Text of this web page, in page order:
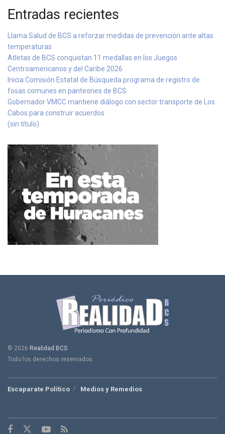
Entradas recientes
Llama Salud de BCS a reforzar medidas de prevención ante altas
temperaturas
Atletas de BCS conquistan 11 medallas en los Juegos
Centroamericanos y del Caribe 2026
Inicia Comisión Estatal de Búsqueda programa de registro de
fosas comunes en panteones de BCS
Gobernador VMCC mantiene diálogo con sector transporte de Los
Cabos para construir acuerdos
(sin título)
© 2026 Realidad BCS
Todo los derechos reservados
Escaparate Político Medios y Remedios